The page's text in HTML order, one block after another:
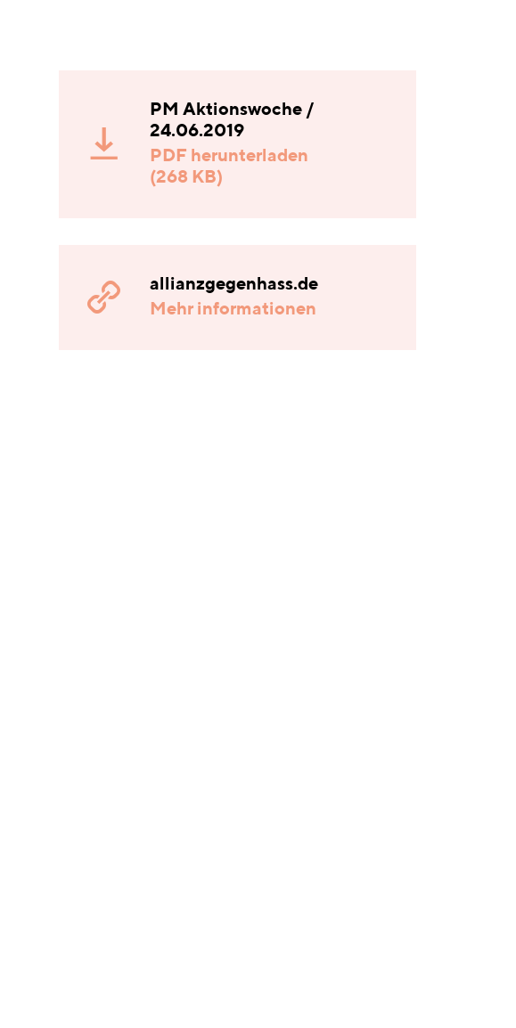
PM Aktionswoche /
24.06.2019
PDF herunterladen
(268 KB)
allianzgegenhass.de
Mehr informationen